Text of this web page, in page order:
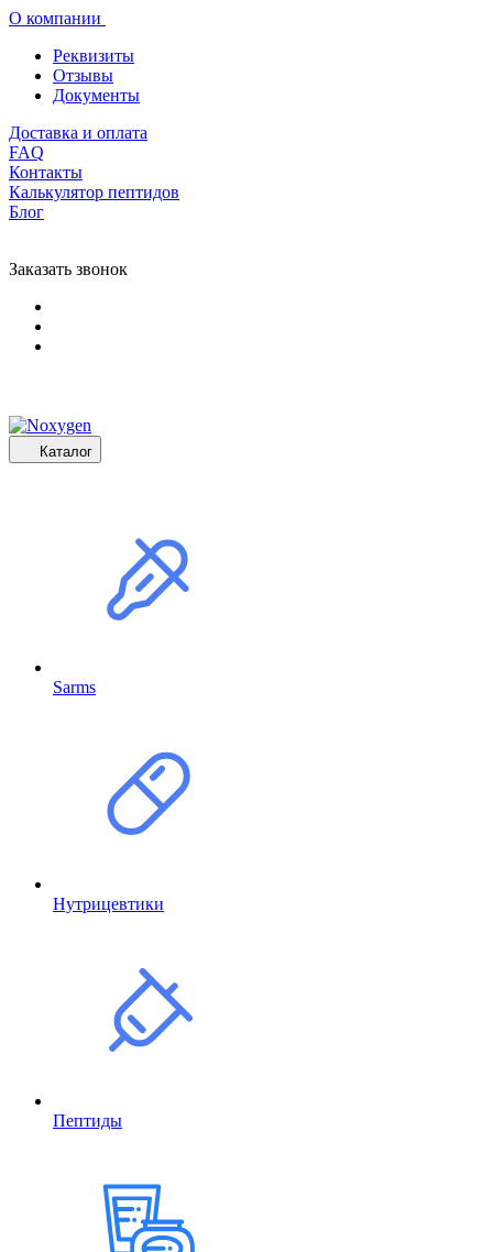
О компании
Реквизиты
Отзывы
Документы
Доставка и оплата
FAQ
Контакты
Калькулятор пептидов
Блог
Заказать звонок
Каталог
Sarms
Нутрицевтики
Пептиды